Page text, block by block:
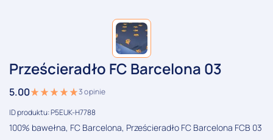
Prześcieradło FC Barcelona 03
5.00 3opinie
ID produktu: P5EUK-H7788
100% bawełna, FC Barcelona, Prześcieradło FC Barcelona FCB 03